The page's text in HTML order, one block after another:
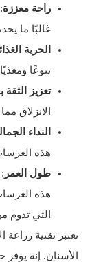
راحة معززة
غالبًا ما
الحرية
تنوعًا
تعزيز الثقة
الانزلاق
النداء
هذه
طول العمر
هذه
التي تدوم من 7 إلى 15
الأسنان. إنه يوفر